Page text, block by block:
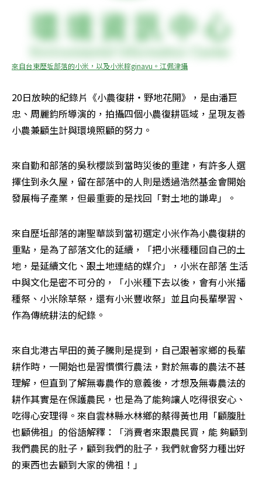
來自台東歷坵部落的小米，以及小米粽ginavu。江佩津攝
20日放映的紀錄片《小農復耕‧野地花開》，是由潘巨
忠、周麗鈞所導演的，拍攝四個小農復耕區域，呈現友善
小農兼顧生計與環境照顧的努力。
來自勤和部落的吳秋櫻談到當時災後的重建，有許多人選
擇住到永久屋，留在部落中的人則是透過浩然基金會開始
發展梅子產業，但最重要的是找回「對土地的謙卑」。
來自歷坵部落的謝聖華談到當初選定小米作為小農復耕的
重點，是為了部落文化的延續，「把小米種種回自己的土
地，是延續文化、跟土地連結的媒介」，小米在部落 生活
中與文化是密不可分的，「小米種下去以後，會有小米播
種祭、小米除草祭，還有小米豐收祭」並且向長輩學習、
作為傳統耕法的紀錄。
來自北港古早田的黃子騰則是提到，自己跟著家鄉的長輩
耕作時，一開始也是習慣慣行農法，對於無毒的農法不甚
理解，但直到了解無毒農作的意義後，才想及無毒農法的
耕作其實是在保護農民，也是為了能夠讓人吃得很安心、
吃得心安理得。來自雲林縣水林鄉的蔡得黃也用「顧腹肚
也顧佛祖」的俗語解釋：「消費者來跟農民買，能 夠顧到
我們農民的肚子，顧到我們的肚子，我們就會努力種出好
的東西也去顧到大家的佛祖！」